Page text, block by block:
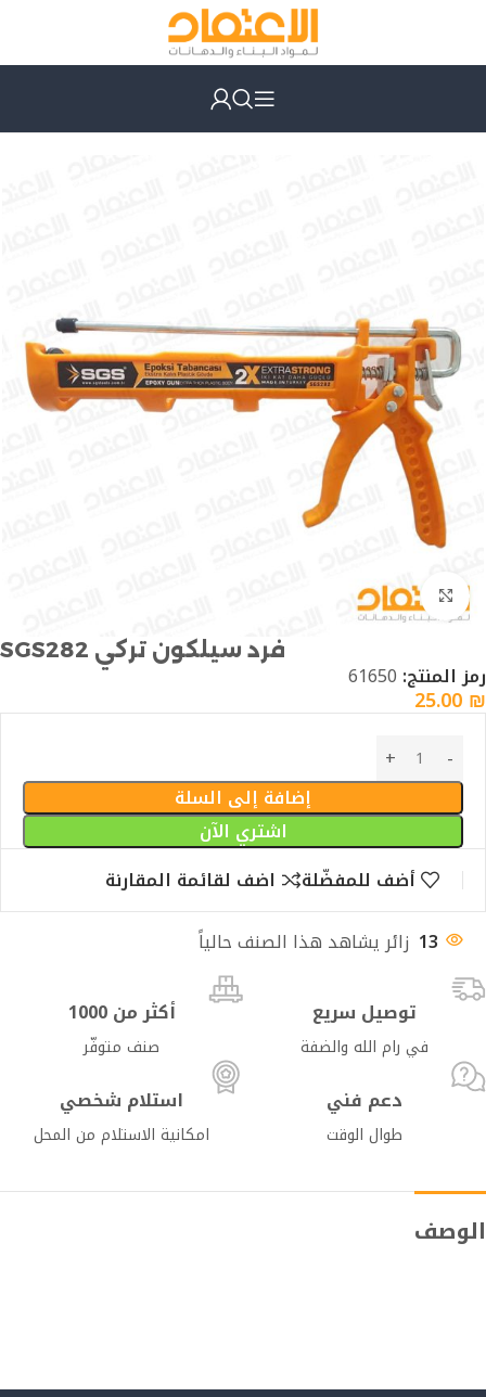
Click to enlarge
فرد سيلكون تركي SGS282
رمز المنتج: 61650
25.00 ₪
إضافة إلى السلة
اشتري الآن
أضف للمفضّلة
اضف لقائمة المقارنة
13 زائر يشاهد هذا الصنف حالياً
توصيل سريع
في رام الله والضفة
أكثر من 1000
صنف متوفّر
دعم فني
طوال الوقت
استلام شخصي
امكانية الاستلام من المحل
الوصف